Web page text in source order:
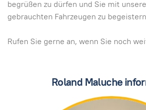
begrüßen zu dürfen und Sie mit
gebrauchten Fahrzeugen zu
Rufen Sie gerne an, wenn Sie noch
Roland Maluche